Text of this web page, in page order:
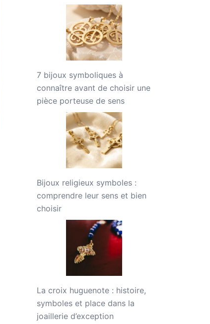
7 bijoux symboliques à
connaître avant de choisir une
pièce porteuse de sens
Bijoux religieux symboles :
comprendre leur sens et bien
choisir
La croix huguenote : histoire,
symboles et place dans la
joaillerie d’exception